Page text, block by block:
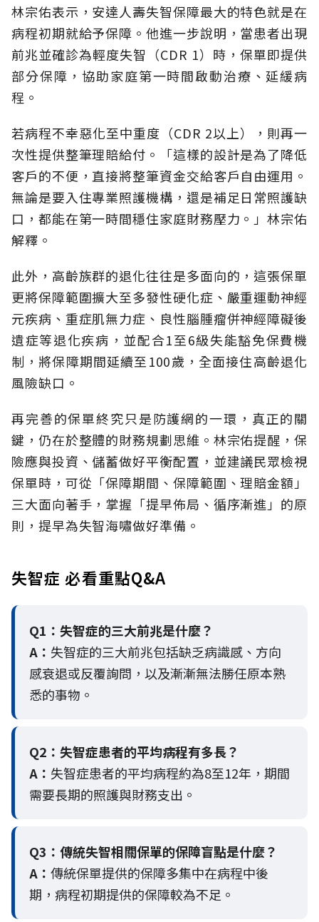
林宗佑表示，安達人壽失智保障最大的特色就是在
病程初期就給予保障。他進一步說明，當患者出現
前兆並確診為輕度失智（CDR 1）時，保單即提供
部分保障，協助家庭第一時間啟動治療、延緩病
程。
若病程不幸惡化至中重度（CDR 2以上），則再一
次性提供整筆理賠給付。「這樣的設計是為了降低
客戶的不便，直接將整筆資金交給客戶自由運用。
無論是要入住專業照護機構，還是補足日常照護缺
口，都能在第一時間穩住家庭財務壓力。」林宗佑
解釋。
此外，高齡族群的退化往往是多面向的，這張保單
更將保障範圍擴大至多發性硬化症、嚴重運動神經
元疾病、重症肌無力症、良性腦腫瘤併神經障礙後
遺症等退化疾病，並配合1至6級失能豁免保費機
制，將保障期間延續至100歲，全面接住高齡退化
風險缺口。
再完善的保單終究只是防護網的一環，真正的關
鍵，仍在於整體的財務規劃思維。 林宗佑提醒，保
險應與投資、儲蓄做好平衡配置，並建議民眾檢視
保單時，可從「保障期間、保障範圍、理賠金額」
三大面向著手，掌握「提早佈局、循序漸進」的原
則，提早為失智海嘯做好準備。
失智症 必看重點Q&A
Q1：失智症的三大前兆是什麼？
A： 失智症的三大前兆包括缺乏病識感、方向
感衰退或反覆詢問，以及漸漸無法勝任原本熟
悉的事物。
Q2： 失智症患者的平均病程有多長？
A： 失智症患者的平均病程約為8至12年，期間
需要長期的照護與財務支出。
Q3： 傳統失智相關保單的保障盲點是什麼？
A： 傳統保單提供的保障多集中在病程中後
期，病程初期提供的保障較為不足。